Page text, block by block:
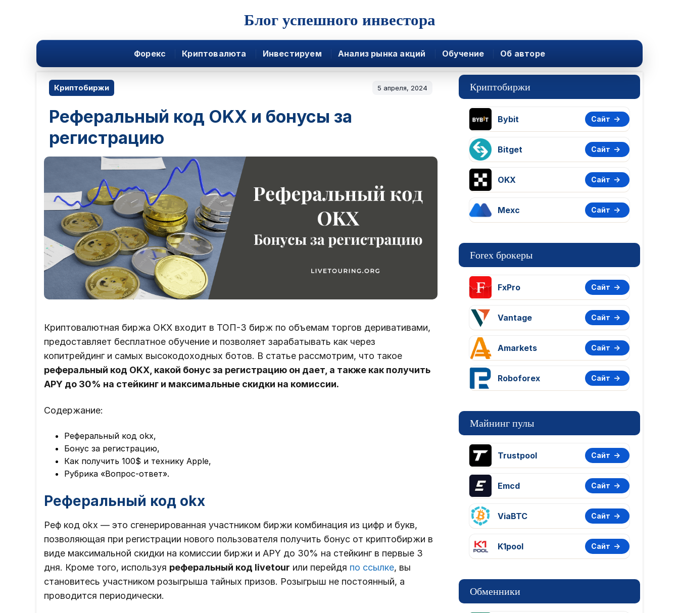
Блог успешного инвестора
Форекс Криптовалюта Инвестируем Анализ рынка акций Обучение Об авторе
Криптобиржи 5 апреля, 2024
Реферальный код OKX и бонусы за
регистрацию
Криптовалютная биржа OKX входит в ТОП-3 бирж по объемам торгов деривативами,
предоставляет бесплатное обучение и позволяет зарабатывать как через
копитрейдинг и самых высокодоходных ботов. В статье рассмотрим, что такое
реферальный код OKX, какой бонус за регистрацию он дает, а также как получить
APY до 30% на стейкинг и максимальные скидки на комиссии.
Содержание:
Реферальный код okx,
Бонус за регистрацию,
Как получить 100$ и технику Apple,
Рубрика «Вопрос-ответ».
Реферальный код okx
Реф код okx — это сгенерированная участником биржи комбинация из цифр и букв,
позволяющая при регистрации нового пользователя получить бонус от криптобиржи в
виде максимальной скидки на комиссии биржи и APY до 30% на стейкинг в первые 3
дня. Кроме того, используя реферальный код livetour или перейдя по ссылке, вы
становитесь участником розыгрыша тайных призов. Розыгрыш не постоянный, а
проводится периодически.
Криптобиржи
Bybit Сайт
Bitget Сайт
OKX Сайт
Mexc Сайт
Forex брокеры
FxPro Сайт
Vantage Сайт
Amarkets Сайт
Roboforex Сайт
Майнинг пулы
Trustpool Сайт
Emcd Сайт
ViaBTC Сайт
K1pool Сайт
Обменники